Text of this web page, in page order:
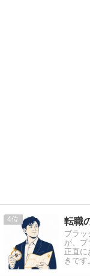
4
ブラッ
が、ブ
正直に
きです